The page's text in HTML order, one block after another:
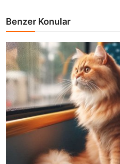
Benzer Konular